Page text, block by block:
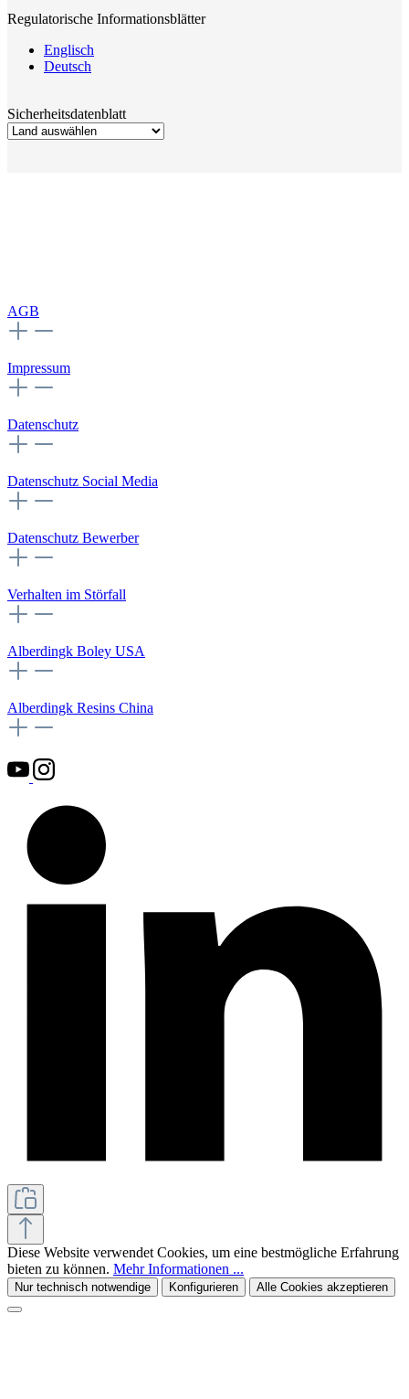
Regulatorische Informationsblätter
Englisch
Deutsch
Sicherheitsdatenblatt
AGB
Impressum
Datenschutz
Datenschutz Social Media
Datenschutz Bewerber
Verhalten im Störfall
Alberdingk Boley USA
Alberdingk Resins China
Diese Website verwendet Cookies, um eine bestmögliche Erfahrung
bieten zu können. Mehr Informationen ...
Nur technisch notwendige Konfigurieren Alle Cookies akzeptieren